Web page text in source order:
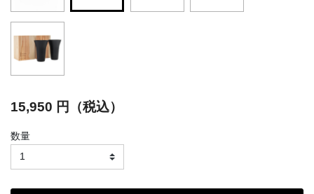
15,950 円（税込）
数量